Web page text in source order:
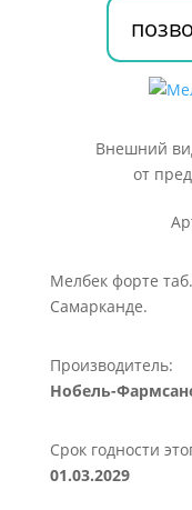
Внешний
от
Мелбек форте
Самарканде.
Производитель:
Нобель-
Срок годности
01.03.2029